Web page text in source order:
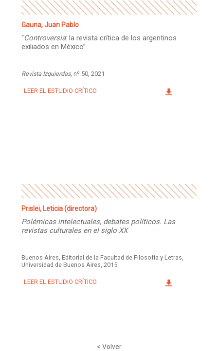
Gauna, Juan Pablo
“Controversia: la revista crítica de los argentinos
exiliados en México”
Revista Izquierdas, nº 50, 2021
LEER EL ESTUDIO CRÍTICO
Prislei, Leticia (directora)
Polémicas intelectuales, debates políticos. Las
revistas culturales en el siglo XX
Buenos Aires, Editorial de la Facultad de Filosofía y Letras,
Universidad de Buenos Aires, 2015
LEER EL ESTUDIO CRÍTICO
< Volver